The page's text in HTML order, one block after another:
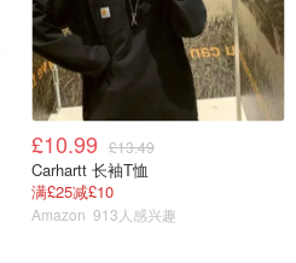
£10.99 £13.49
Carhartt 长袖T恤
满£25减£10
Amazon 913人感兴趣